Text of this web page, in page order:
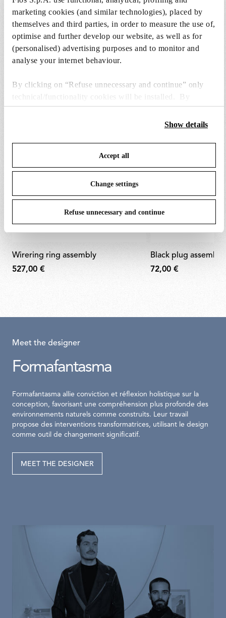
marketing cookies (and similar technologies), placed by
themselves and third parties, in order to measure the use of,
optimise and further develop our website, as well as for
(personalised) advertising purposes and to monitor and
analyse your internet behaviour.
By clicking on “Refuse unnecessary and continue” only
technical/functionality cookies will be installed. By
clicking on “Accept all” you consent to the use of all the
cookies. By clicking on “Change settings” you can accept
your choices. You can modify your options anytime. To
Cookie Policy
Show details
Accept all
Change settings
Refuse unnecessary and continue
PIÈCES DE RECHANGE ET
wirering ring assembly
527,00 €
black plug
72,00 €
Meet the designer
Formafantasma
Formafantasma allie conviction et réflexion holistique sur la
conception, favorisant une compréhension plus profonde des
environnements naturels comme construits. Leur travail
propose des interventions transformatrices, utilisant le design
comme outil de changement significatif.
MEET THE DESIGNER